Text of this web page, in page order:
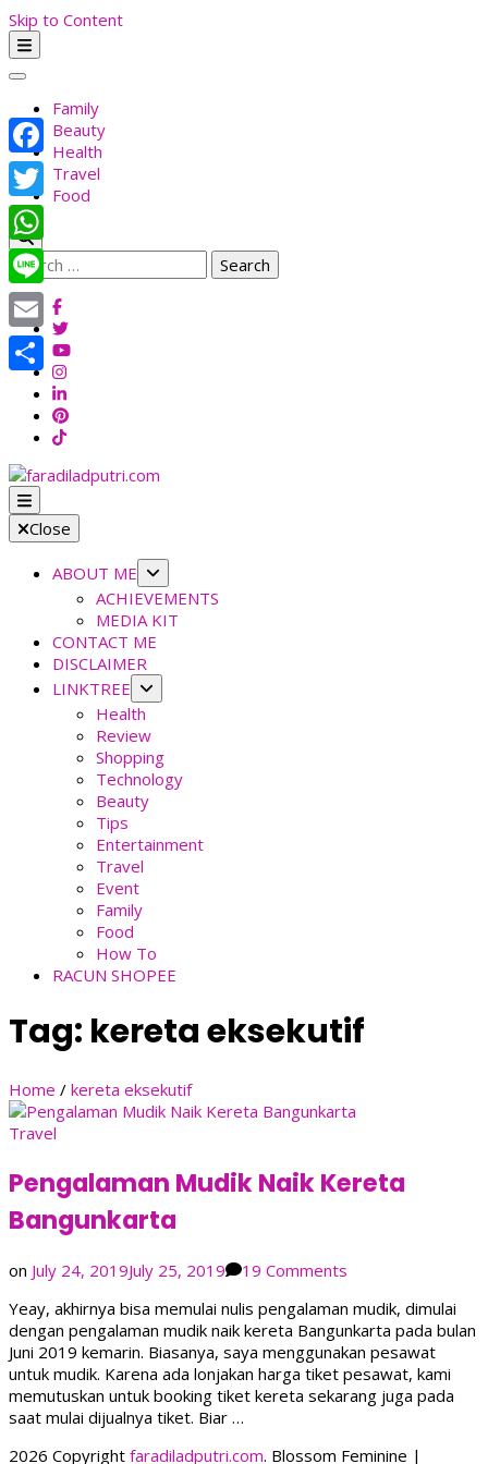
Skip to Content
Family
Beauty
Health
Travel
Food
Search
for:
faradiladputri.com
Indonesian Millennial Mom and Lifestyle Blogger
Close
ABOUT ME
ACHIEVEMENTS
MEDIA KIT
CONTACT ME
DISCLAIMER
LINKTREE
Health
Review
Shopping
Technology
Beauty
Tips
Entertainment
Travel
Event
Family
Food
How To
RACUN SHOPEE
Tag: kereta eksekutif
Home / kereta eksekutif
Travel
Pengalaman Mudik Naik Kereta
Bangunkarta
on July 24, 2019July 25, 2019 19 Comments
Mudik
Naik
Kereta
Bangunkarta
Yeay, akhirnya bisa memulai nulis pengalaman mudik, dimulai
dengan pengalaman mudik naik kereta Bangunkarta pada bulan
Juni 2019 kemarin. Biasanya, saya menggunakan pesawat
untuk mudik. Karena ada lonjakan harga tiket pesawat, kami
memutuskan untuk booking tiket kereta sekarang juga pada
saat mulai dijualnya tiket. Biar …
2026 Copyright faradiladputri.com. Blossom Feminine |
Facebook
Twitter
WhatsApp
Line
Email
Share